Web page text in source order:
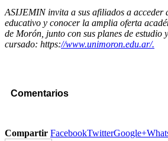
ASIJEMIN invita a sus afiliados a acceder
educativo y conocer la amplia oferta
de Morón, junto con sus planes de estudio
cursado: https://www.unimoron.edu.ar/.
Comentarios
Compartir FacebookTwitterGoogle+